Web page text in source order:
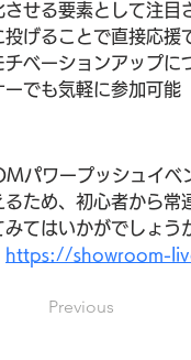
せる要素として注目
投げることで直接応援
チベーションアップに
ーでも気軽に参加可能
パワープッシュイベ
るため、初心者から
てはいかがでしょう
https://showroom-
Previous